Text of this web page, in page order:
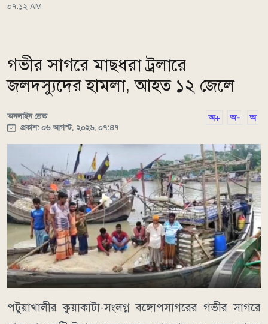
০৭:১২ AM
গভীর সাগরে মাছধরা ট্রলারে
জলদস্যুদের হামলা, আহত ১২ জেলে
অনলাইন ডেস্ক
প্রকাশ: ০৬ আগস্ট, ২০২৬, ০৭:৪৭
অ+ অ- অ
পটুয়াখালীর কুয়াকাটা-সংলগ্ন বঙ্গোপসাগরের গভীর সাগরে